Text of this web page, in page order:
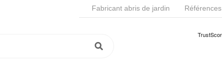
Fabricant abris de jardin Références